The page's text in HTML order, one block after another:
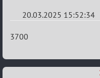
20.03.2025 15:52:34
Re:
№50
3700